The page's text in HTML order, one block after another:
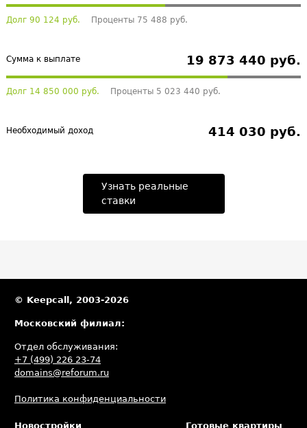
Долг 90 124 руб. Проценты 75 488 руб.
Сумма к выплате 19 873 440 руб.
Долг 14 850 000 руб. Проценты 5 023 440 руб.
Необходимый доход 414 030 руб.
Узнать реальные
ставки
© Keepcall, 2003-2026
Московский филиал:
Отдел обслуживания:
+7 (499) 226 23-74
domains@reforum.ru
Политика конфиденциальности
Новостройки Готовые квартиры